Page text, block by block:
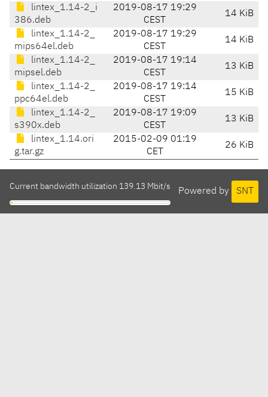
lintex_1.14-2_i
386.deb
2019-08-17 19:29
CEST
14 KiB
lintex_1.14-2_
mips64el.deb
2019-08-17 19:29
CEST
14 KiB
lintex_1.14-2_
mipsel.deb
2019-08-17 19:14
CEST
13 KiB
lintex_1.14-2_
ppc64el.deb
2019-08-17 19:14
CEST
15 KiB
lintex_1.14-2_
s390x.deb
2019-08-17 19:09
CEST
13 KiB
lintex_1.14.ori
g.tar.gz
2015-02-09 01:19
CET
26 KiB
Powered by SNT
Current bandwidth utilization 139.13 Mbit/s